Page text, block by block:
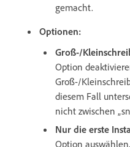
gemacht.
Optionen:
Groß-/
Option
Groß-/
diesem Fall
nicht zwischen
Nur die erste
Option